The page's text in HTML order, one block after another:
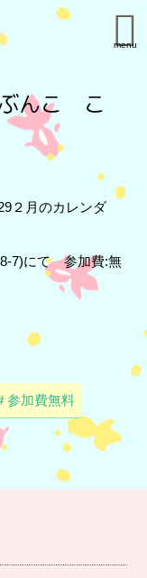
menu
んこ こ
２月のカレンダ
7)にて 参加費:無
参加費無料